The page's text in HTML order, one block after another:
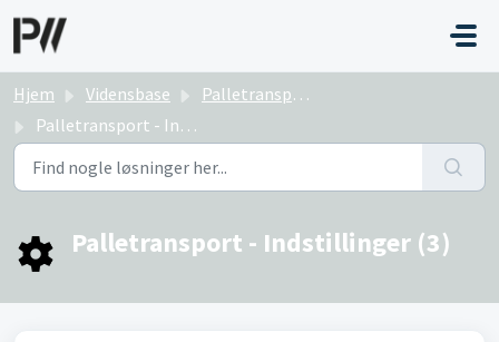
Hjem Vidensbase
Palletransport
Palletransport - Indstillinger
Palletransport - Indstillinger (3)